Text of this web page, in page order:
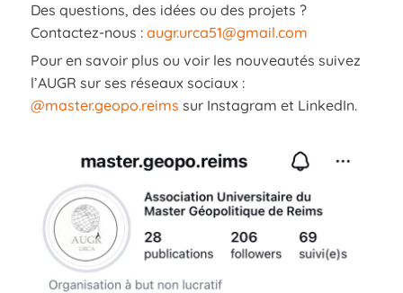
Des questions, des idées ou des projets ?
Contactez-nous : augr.urca51@gmail.com
Pour en savoir plus ou voir les nouveautés suivez
l’AUGR sur ses réseaux sociaux :
@master.geopo.reims sur Instagram et LinkedIn.